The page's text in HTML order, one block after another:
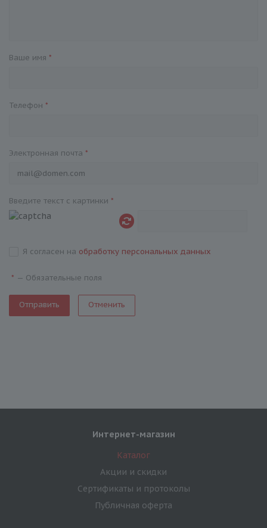
Ваше имя *
Телефон *
Электронная почта *
Введите текст с картинки *
Я согласен на обработку персональных данных
* — Обязательные поля
Отменить
Интернет-магазин
Каталог
Акции и скидки
Сертификаты и протоколы
Публичная оферта